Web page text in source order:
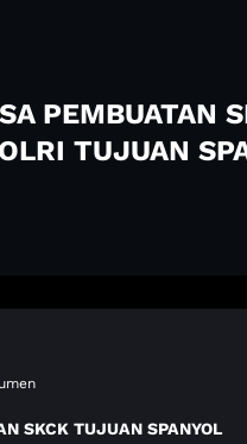
PEMBUATAN
TUJUAN
SKCK TUJUAN SPANYOL